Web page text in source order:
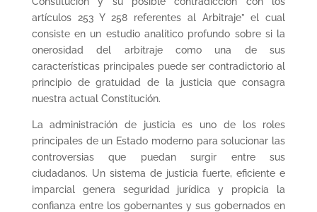
artículos 253 Y 258 referentes al Arbitraje” el cual
consiste en un estudio analítico profundo sobre si la
onerosidad del arbitraje como una de sus
características principales puede ser contradictorio al
principio de gratuidad de la justicia que consagra
nuestra actual Constitución.
La administración de justicia es uno de los roles
principales de un Estado moderno para solucionar las
controversias que puedan surgir entre sus
ciudadanos. Un sistema de justicia fuerte, eficiente e
imparcial genera seguridad jurídica y propicia la
confianza entre los gobernantes y sus gobernados en